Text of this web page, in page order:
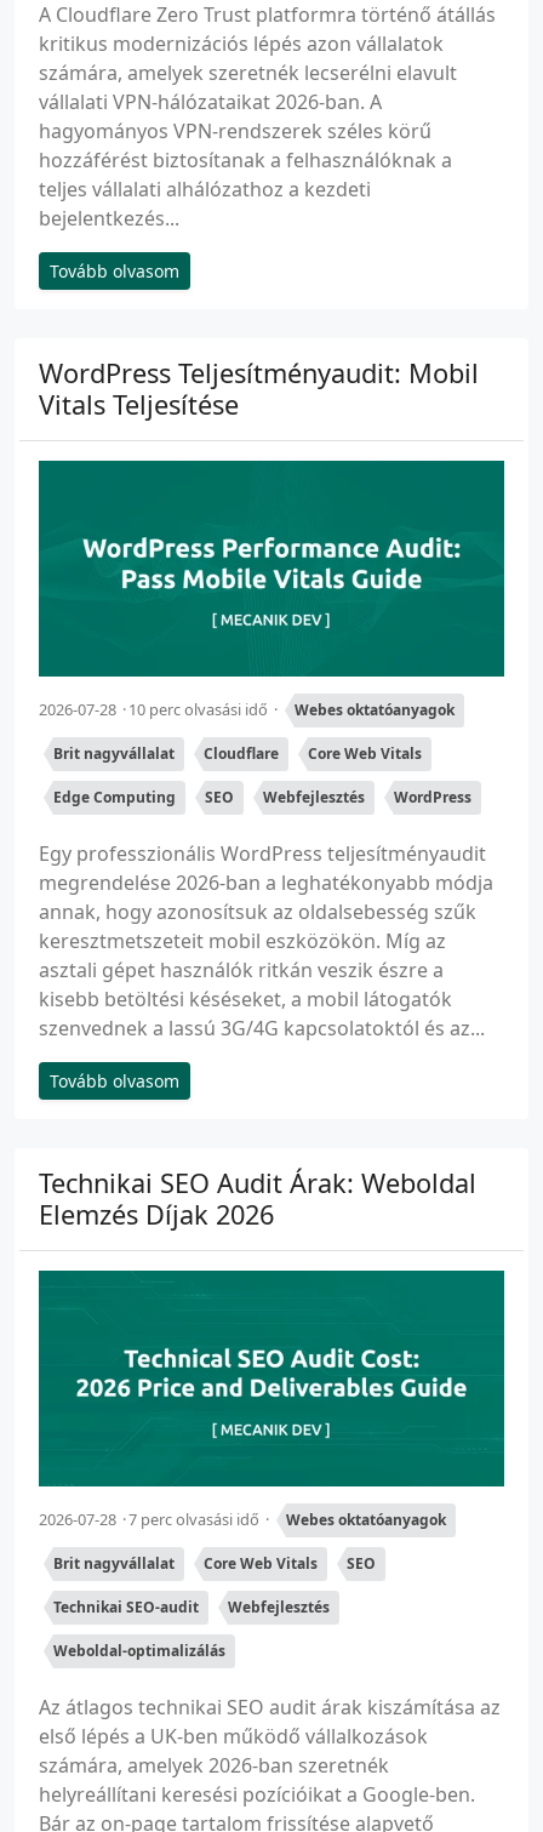
A Cloudflare Zero Trust platformra történő átállás
kritikus modernizációs lépés azon vállalatok
számára, amelyek szeretnék lecserélni elavult
vállalati VPN-hálózataikat 2026-ban. A
hagyományos VPN-rendszerek széles körű
hozzáférést biztosítanak a felhasználóknak a
teljes vállalati alhálózathoz a kezdeti
bejelentkezés...
Tovább olvasom
WordPress Teljesítményaudit: Mobil
Vitals Teljesítése
2026-07-28 10 perc olvasási idő Webes oktatóanyagok
Brit nagyvállalat Cloudflare Core Web Vitals
Edge Computing SEO Webfejlesztés WordPress
Egy professzionális WordPress teljesítményaudit
megrendelése 2026-ban a leghatékonyabb módja
annak, hogy azonosítsuk az oldalsebesség szűk
keresztmetszeteit mobil eszközökön. Míg az
asztali gépet használók ritkán veszik észre a
kisebb betöltési késéseket, a mobil látogatók
szenvednek a lassú 3G/4G kapcsolatoktól és az...
Tovább olvasom
Technikai SEO Audit Árak: Weboldal
Elemzés Díjak 2026
2026-07-28 7 perc olvasási idő Webes oktatóanyagok
Brit nagyvállalat Core Web Vitals SEO
Technikai SEO-audit Webfejlesztés
Weboldal-optimalizálás
Az átlagos technikai SEO audit árak kiszámítása az
első lépés a UK-ben működő vállalkozások
számára, amelyek 2026-ban szeretnék
helyreállítani keresési pozícióikat a Google-ben.
Bár az on-page tartalom frissítése alapvető